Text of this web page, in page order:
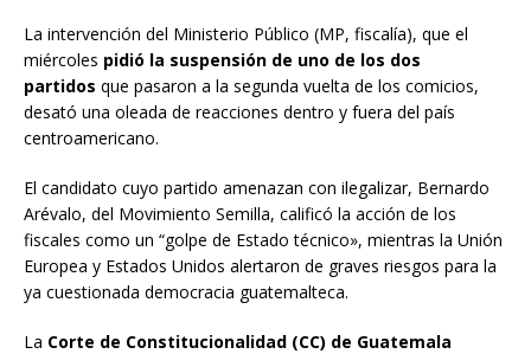
La intervención del Ministerio Público (MP, fiscalía), que el
miércoles pidió la suspensión de uno de los dos
partidos que pasaron a la segunda vuelta de los comicios,
desató una oleada de reacciones dentro y fuera del país
centroamericano.
El candidato cuyo partido amenazan con ilegalizar, Bernardo
Arévalo, del Movimiento Semilla, calificó la acción de los
fiscales como un “golpe de Estado técnico», mientras la Unión
Europea y Estados Unidos alertaron de graves riesgos para la
ya cuestionada democracia guatemalteca.
La Corte de Constitucionalidad (CC) de Guatemala